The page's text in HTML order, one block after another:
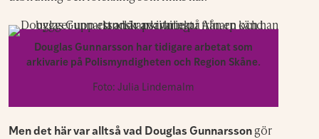
Douglas Gunnarsson har tidigare arbetat som
arkivarie på Polismyndigheten och Region Skåne.
Foto: Julia Lindemalm
Men det här var alltså vad Douglas Gunnarsson gör